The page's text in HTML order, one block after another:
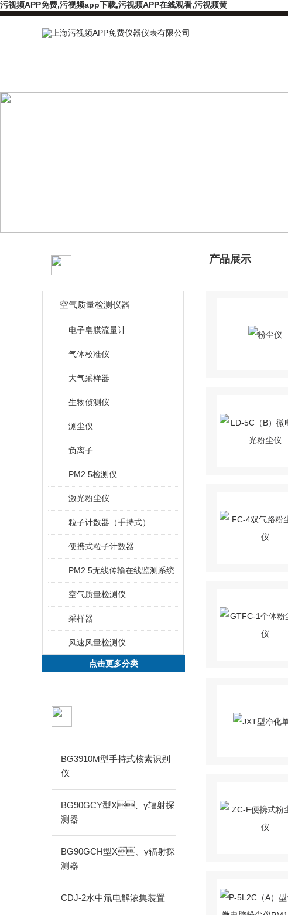
污视频APP免费,污视频app下载,污视频APP在线观看,污视频黄
空气质量检测仪器
电子皂膜流量计
气体校准仪
大气采样器
生物侦测仪
测尘仪
负离子
PM2.5检测仪
激光粉尘仪
粒子计数器（手持式）
便携式粒子计数器
PM2.5无线传输在线监测系统
空气质量检测仪
采样器
风速风量检测仪
点击更多分类
BG3910M型手持式核素识别
仪
BG90GCY型X、γ辐射探
测器
BG90GCH型X、γ辐射探
测器
CDJ-2水中氚电解浓集装置
产品展示